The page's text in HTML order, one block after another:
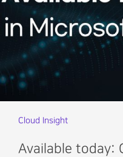
Cloud Insight
Available today: